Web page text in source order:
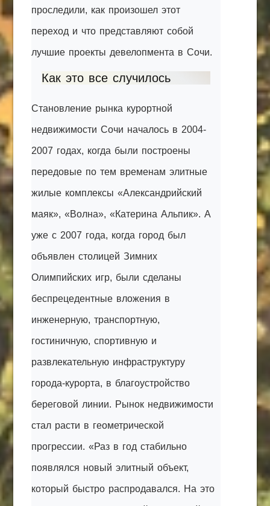
проследили, как произошел этот
переход и что представляют собой
лучшие проекты девелопмента в Сочи.
Как это все случилось
Становление рынка курортной
недвижимости Сочи началось в 2004-
2007 годах, когда были построены
передовые по тем временам элитные
жилые комплексы «Александрийский
маяк», «Волна», «Катерина Альпик». А
уже с 2007 года, когда город был
объявлен столицей Зимних
Олимпийских игр, были сделаны
беспрецедентные вложения в
инженерную, транспортную,
гостиничную, спортивную и
развлекательную инфраструктуру
города-курорта, в благоустройство
береговой линии. Рынок недвижимости
стал расти в геометрической
прогрессии. «Раз в год стабильно
появлялся новый элитный объект,
который быстро распродавался. На это